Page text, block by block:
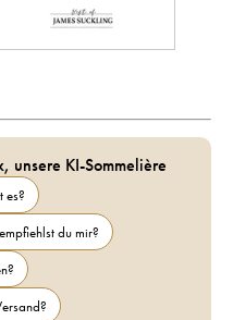
unsere KI-Sommelière
es?
du mir?